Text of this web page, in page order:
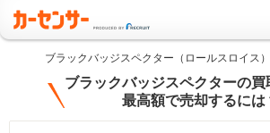
ブラックバッジスペクター（ロールスロイス
ブラックバッジスペクターの買
最高額で売却するには